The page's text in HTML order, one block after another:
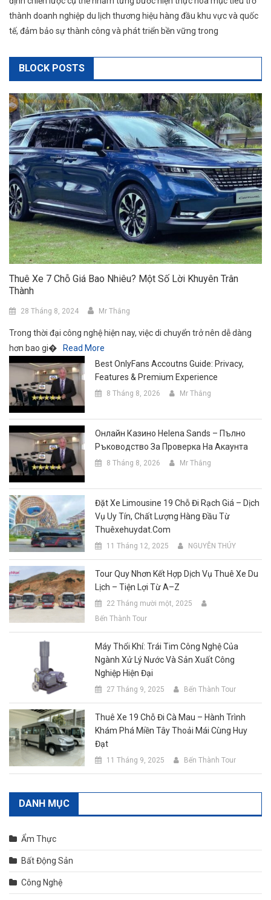
thành doanh nghiệp du lịch thương hiệu hàng đầu khu vực và quốc
tế, đảm bảo sự thành công và phát triển bền vững trong
BLOCK POSTS
Thuê Xe 7 Chỗ Giá Bao Nhiêu? Một Số Lời Khuyên Trân
Thành
28 Tháng 8, 2024 Mr Thắng
Trong thời đại công nghệ hiện nay, việc di chuyển trở nên dễ dàng
hơn bao gi�
Read More
Best OnlyFans Accoutns Guide: Privacy,
Features & Premium Experience
8 Tháng 8, 2026 Mr Thắng
Онлайн Казино Helena Sands – Пълно
Ръководство За Проверка На Акаунта
8 Tháng 8, 2026 Mr Thắng
Đặt Xe Limousine 19 Chỗ Đi Rạch Giá – Dịch
Vụ Uy Tín, Chất Lượng Hàng Đầu Từ
Thuêxehuydat.com
11 Tháng 12, 2025 NGUYỄN THÚY
Tour Quy Nhơn Kết Hợp Dịch Vụ Thuê Xe Du
Lịch – Tiện Lợi Từ A–Z
22 Tháng mười một, 2025
Bến Thành Tour
Máy Thổi Khí: Trái Tim Công Nghệ Của
Ngành Xử Lý Nước Và Sản Xuất Công
Nghiệp Hiện Đại
27 Tháng 9, 2025 Bến Thành Tour
Thuê Xe 19 Chỗ Đi Cà Mau – Hành Trình
Khám Phá Miền Tây Thoải Mái Cùng Huy
Đạt
11 Tháng 9, 2025 Bến Thành Tour
DANH MỤC
Ẩm Thực
Bất Động Sản
Công Nghệ